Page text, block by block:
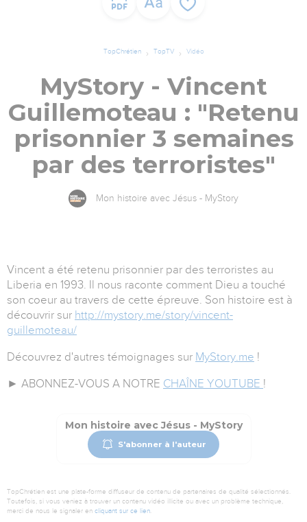
TopChrétien TopTV Vidéo
MyStory - Vincent
Guillemoteau : "Retenu
prisonnier 3 semaines
par des terroristes"
Mon histoire avec Jésus - MyStory
Vincent a été retenu prisonnier par des terroristes au
Liberia en 1993. Il nous raconte comment Dieu a touché
son coeur au travers de cette épreuve. Son histoire est à
découvrir sur http://mystory.me/story/vincent-
guillemoteau/
Découvrez d'autres témoignages sur MyStory.me !
► ABONNEZ-VOUS A NOTRE CHAÎNE YOUTUBE !
Mon histoire avec Jésus - MyStory
S'abonner à l'auteur
TopChrétien est une plate-forme diffuseur de contenu de partenaires de qualité sélectionnés.
Toutefois, si vous veniez à trouver un contenu vidéo illicite ou avec un problème technique,
merci de nous le signaler en cliquant sur ce lien.